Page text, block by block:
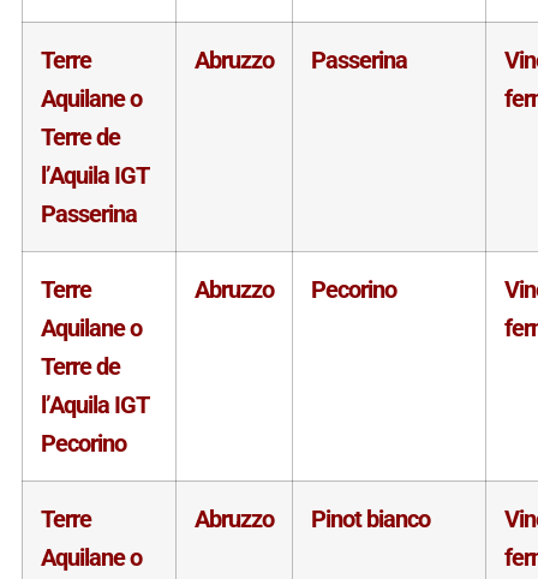
Terre
Aquilane o
Terre de
l’Aquila IGT
Passerina
Abruzzo Passerina
Terre
Aquilane o
Terre de
l’Aquila IGT
Pecorino
Abruzzo Pecorino
Terre
Aquilane o
Abruzzo Pinot bianco